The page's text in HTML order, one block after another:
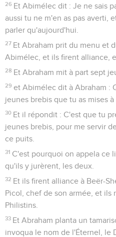
26 Et Abimélec dit : Je ne sais
aussi tu ne m'en as pas averti,
parler qu'aujourd'hui.
27 Et Abraham prit du menu et
Abimélec, et ils firent alliance,
28 Et Abraham mit à part sept
29 et Abimélec dit à Abraham :
jeunes brebis que tu as mises à
30 Et il répondit : C'est que tu
jeunes brebis, pour me servir
ce puits.
31 C'est pourquoi on appela ce
qu'ils y jurèrent, les deux.
32 Et ils firent alliance à Beër-
Picol, chef de son armée, et ils
Philistins.
33 Et Abraham planta un
invoqua le nom de l'Éternel, le